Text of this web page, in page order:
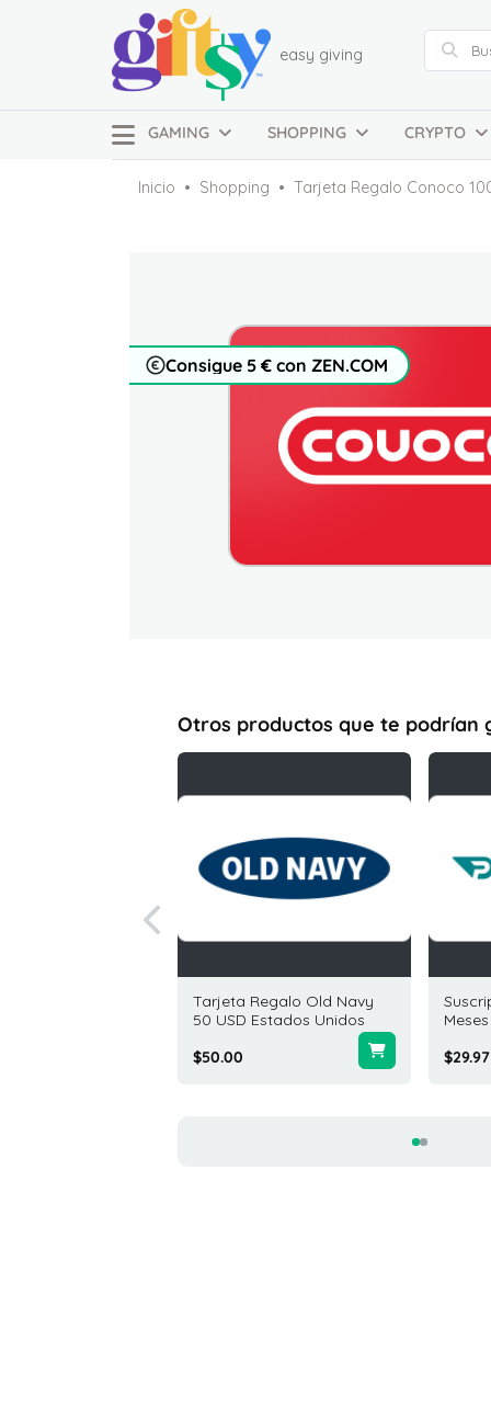
easy giving
GAMING SHOPPING CRYPTO
Inicio Shopping Tarjeta Regalo Conoco
Consigue 5 € con ZEN.COM
Otros productos que te podrían
Tarjeta Regalo Old Navy
50 USD Estados Unidos
$50.00
$29.97